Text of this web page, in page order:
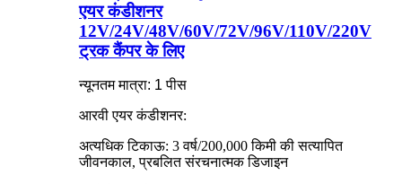
एयर कंडीशनर
12V/24V/48V/60V/72V/96V/110V/220V
ट्रक कैंपर के लिए
न्यूनतम मात्रा: 1 पीस
आरवी एयर कंडीशनर:
अत्यधिक टिकाऊ: 3 वर्ष/200,000 किमी की सत्यापित
जीवनकाल, प्रबलित संरचनात्मक डिजाइन